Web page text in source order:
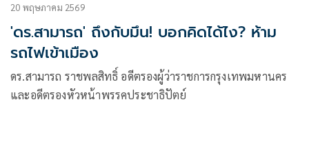
20 พฤษภาคม 2569
'ดร.สามารถ' ถึงกับมึน! บอกคิดได้ไง? ห้าม
รถไฟเข้าเมือง
ดร.สามารถ ราชพลสิทธิ์ อดีตรองผู้ว่าราชการกรุงเทพมหานคร
และอดีตรองหัวหน้าพรรคประชาธิปัตย์